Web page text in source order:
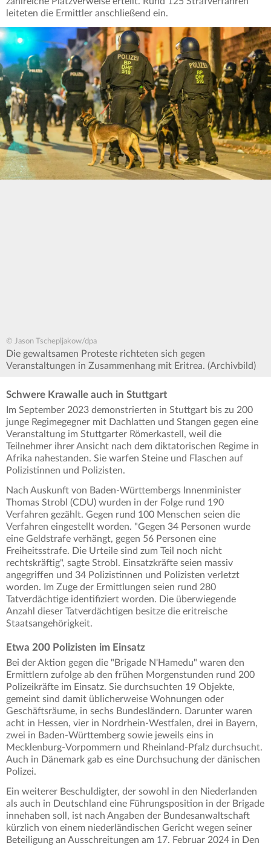
leiteten die Ermittler anschließend ein.
© Jason Tschepljakow/dpa
Die gewaltsamen Proteste richteten sich gegen
Veranstaltungen in Zusammenhang mit Eritrea. (Archivbild)
Schwere Krawalle auch in Stuttgart
Im September 2023 demonstrierten in Stuttgart bis zu 200
junge Regimegegner mit Dachlatten und Stangen gegen eine
Veranstaltung im Stuttgarter Römerkastell, weil die
Teilnehmer ihrer Ansicht nach dem diktatorischen Regime in
Afrika nahestanden. Sie warfen Steine und Flaschen auf
Polizistinnen und Polizisten.
Nach Auskunft von Baden-Württembergs Innenminister
Thomas Strobl (CDU) wurden in der Folge rund 190
Verfahren gezählt. Gegen rund 100 Menschen seien die
Verfahren eingestellt worden. "Gegen 34 Personen wurde
eine Geldstrafe verhängt, gegen 56 Personen eine
Freiheitsstrafe. Die Urteile sind zum Teil noch nicht
rechtskräftig", sagte Strobl. Einsatzkräfte seien massiv
angegriffen und 34 Polizistinnen und Polizisten verletzt
worden. Im Zuge der Ermittlungen seien rund 280
Tatverdächtige identifiziert worden. Die überwiegende
Anzahl dieser Tatverdächtigen besitze die eritreische
Staatsangehörigkeit.
Etwa 200 Polizisten im Einsatz
Bei der Aktion gegen die "Brigade N'Hamedu" waren den
Ermittlern zufolge ab den frühen Morgenstunden rund 200
Polizeikräfte im Einsatz. Sie durchsuchten 19 Objekte,
gemeint sind damit üblicherweise Wohnungen oder
Geschäftsräume, in sechs Bundesländern. Darunter waren
acht in Hessen, vier in Nordrhein-Westfalen, drei in Bayern,
zwei in Baden-Württemberg sowie jeweils eins in
Mecklenburg-Vorpommern und Rheinland-Pfalz durchsucht.
Auch in Dänemark gab es eine Durchsuchung der dänischen
Polizei.
Ein weiterer Beschuldigter, der sowohl in den Niederlanden
als auch in Deutschland eine Führungsposition in der Brigade
innehaben soll, ist nach Angaben der Bundesanwaltschaft
kürzlich von einem niederländischen Gericht wegen seiner
Beteiligung an Ausschreitungen am 17. Februar 2024 in Den